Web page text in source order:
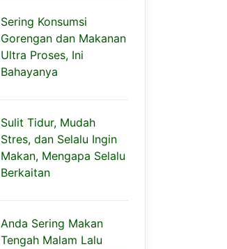
Sering Konsumsi
Gorengan dan Makanan
Ultra Proses, Ini
Bahayanya
Sulit Tidur, Mudah
Stres, dan Selalu Ingin
Makan, Mengapa Selalu
Berkaitan
Anda Sering Makan
Tengah Malam Lalu